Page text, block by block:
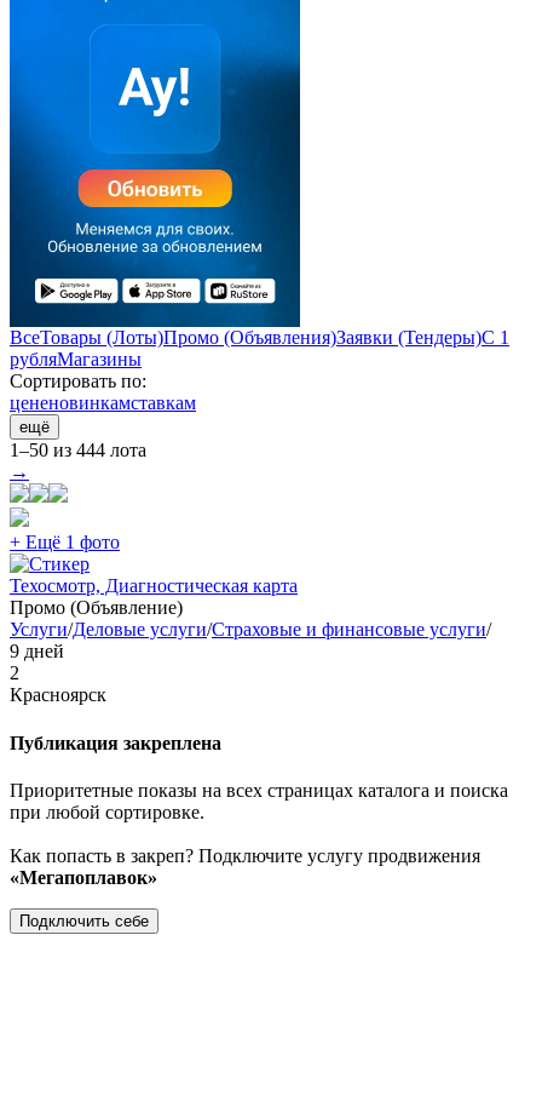
ВсеТовары (Лоты)Промо (Объявления)Заявки (Тендеры)С 1
рубляМагазины
Сортировать по:
цененовинкамставкам
ещё
1–50 из 444 лота
→
+ Ещё 1 фото
Техосмотр, Диагностическая карта
Промо (Объявление)
Услуги/Деловые услуги/Страховые и финансовые услуги/
9 дней
2
Красноярск
Публикация закреплена
Приоритетные показы на всех страницах каталога и поиска
при любой сортировке.
Как попасть в закреп? Подключите услугу продвижения
«Мегапоплавок»
Подключить себе